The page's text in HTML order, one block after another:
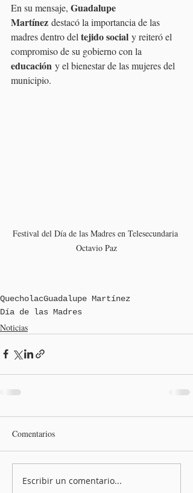
En su mensaje, Guadalupe
Martínez destacó la importancia de las
madres dentro del tejido social y reiteró el
compromiso de su gobierno con la
educación y el bienestar de las mujeres del
municipio.
Festival del Día de las Madres en Telesecundaria
Octavio Paz
QuecholacGuadalupe Martínez
Día de las Madres
Noticias
Comentarios
Escribir un comentario...